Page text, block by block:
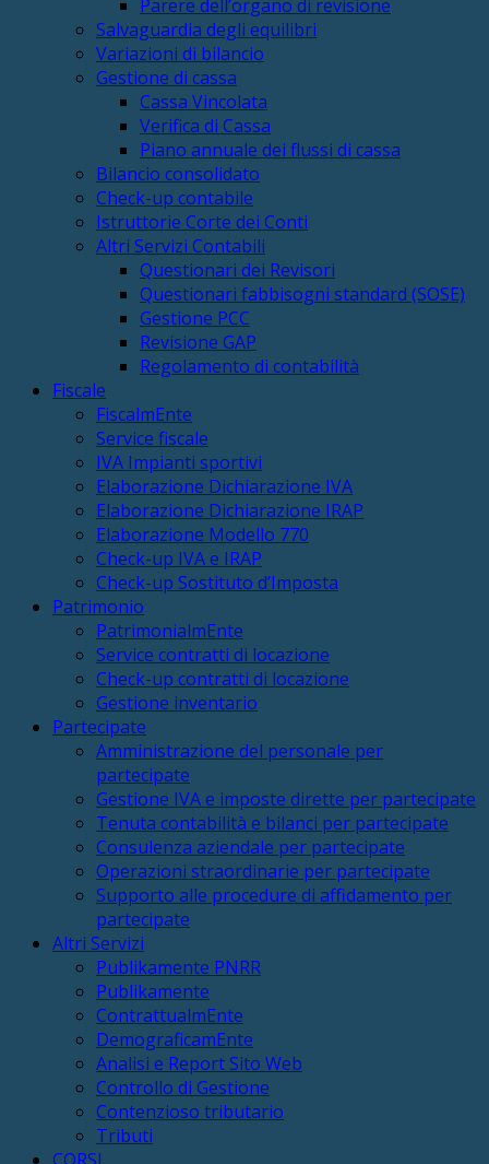
Parere dell’organo di revisione
Salvaguardia degli equilibri
Variazioni di bilancio
Gestione di cassa
Cassa Vincolata
Verifica di Cassa
Piano annuale dei flussi di cassa
Bilancio consolidato
Check-up contabile
Istruttorie Corte dei Conti
Altri Servizi Contabili
Questionari dei Revisori
Questionari fabbisogni standard (SOSE)
Gestione PCC
Revisione GAP
Regolamento di contabilità
Fiscale
FiscalmEnte
Service fiscale
IVA Impianti sportivi
Elaborazione Dichiarazione IVA
Elaborazione Dichiarazione IRAP
Elaborazione Modello 770
Check-up IVA e IRAP
Check-up Sostituto d’Imposta
Patrimonio
PatrimonialmEnte
Service contratti di locazione
Check-up contratti di locazione
Gestione inventario
Partecipate
Amministrazione del personale per
partecipate
Gestione IVA e imposte dirette per partecipate
Tenuta contabilità e bilanci per partecipate
Consulenza aziendale per partecipate
Operazioni straordinarie per partecipate
Supporto alle procedure di affidamento per
partecipate
Altri Servizi
Publikamente PNRR
Publikamente
ContrattualmEnte
DemograficamEnte
Analisi e Report Sito Web
Controllo di Gestione
Contenzioso tributario
Tributi